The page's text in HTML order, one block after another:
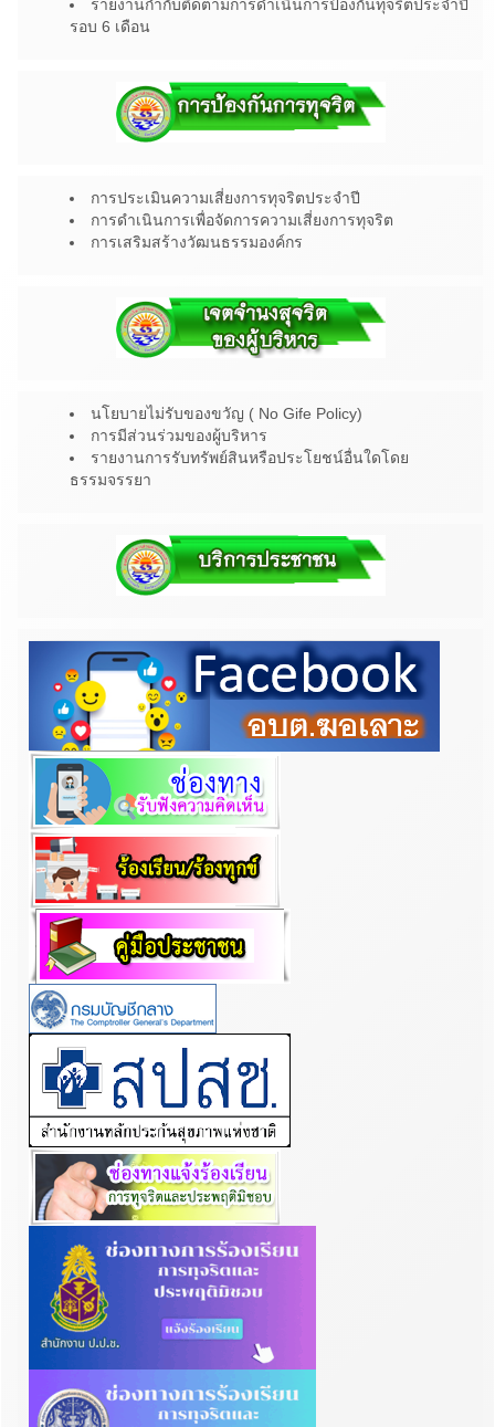
รายงานกำกับติดตามการดำเนินการป้องกันทุจริตประจำปี
รอบ 6 เดือน
การประเมินความเสี่ยงการทุจริตประจำปี
การดำเนินการเพื่อจัดการความเสี่ยงการทุจริต
การเสริมสร้างวัฒนธรรมองค์กร
นโยบายไม่รับของขวัญ ( No Gife Policy)
การมีส่วนร่วมของผู้บริหาร
รายงานการรับทรัพย์สินหรือประโยชน์อื่นใดโดย
ธรรมจรรยา